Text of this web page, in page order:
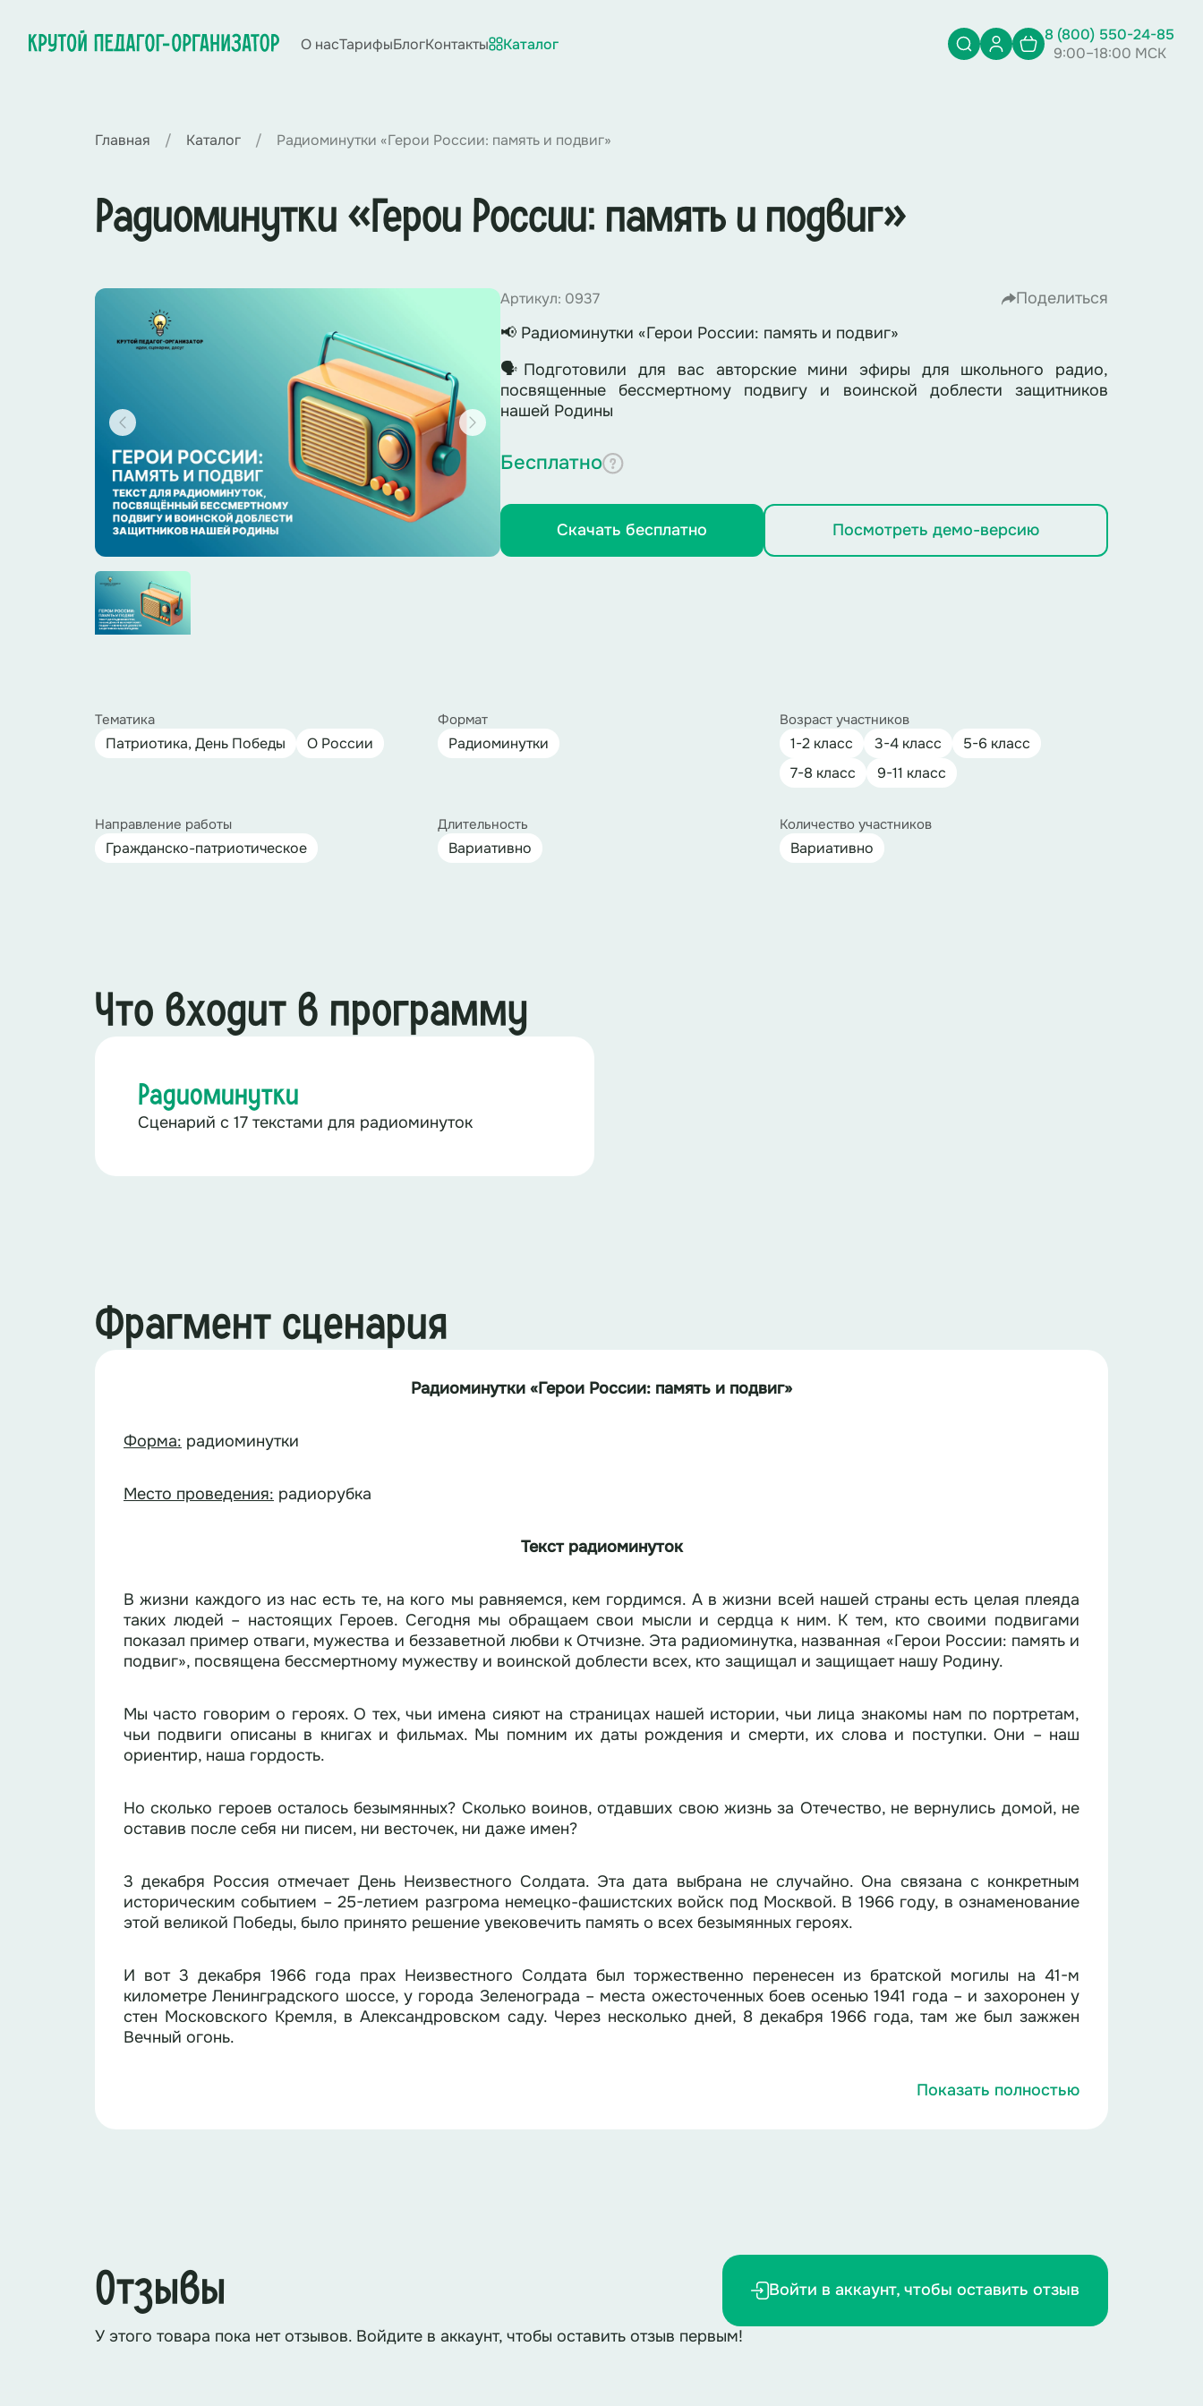
О насТарифыБлогКонтакты Каталог
8 (800) 550-24-85
9:00–18:00 МСК
Главная Каталог Радиоминутки «Герои России: память и подвиг»
Радиоминутки «Герои России: память и подвиг»
Артикул: 0937
Поделиться
📢 Радиоминутки «Герои России: память и подвиг»
🗣Подготовили для вас авторские мини эфиры для школьного радио,
посвященные бессмертному подвигу и воинской доблести защитников
нашей Родины
Бесплатно
Скачать бесплатно Посмотреть демо-версию
Тематика
Патриотика, День Победы О России
Формат
Радиоминутки
Возраст участников
1-2 класс 3-4 класс
5-6 класс
7-8 класс
9-11 класс
Направление работы
Гражданско-патриотическое
Длительность
Вариативно
Количество участников
Вариативно
Что входит в программу
Радиоминутки
Сценарий с 17 текстами для радиоминуток
Фрагмент сценария
Радиоминутки «Герои России: память и подвиг»
Форма: радиоминутки
Место проведения: радиорубка
Текст радиоминуток
В жизни каждого из нас есть те, на кого мы равняемся, кем гордимся. А в жизни всей нашей страны есть целая плеяда
таких людей – настоящих Героев. Сегодня мы обращаем свои мысли и сердца к ним. К тем, кто своими подвигами
показал пример отваги, мужества и беззаветной любви к Отчизне. Эта радиоминутка, названная «Герои России: память и
подвиг», посвящена бессмертному мужеству и воинской доблести всех, кто защищал и защищает нашу Родину.
Мы часто говорим о героях. О тех, чьи имена сияют на страницах нашей истории, чьи лица знакомы нам по портретам,
чьи подвиги описаны в книгах и фильмах. Мы помним их даты рождения и смерти, их слова и поступки. Они – наш
ориентир, наша гордость.
Но сколько героев осталось безымянных? Сколько воинов, отдавших свою жизнь за Отечество, не вернулись домой, не
оставив после себя ни писем, ни весточек, ни даже имен?
3 декабря Россия отмечает День Неизвестного Солдата. Эта дата выбрана не случайно. Она связана с конкретным
историческим событием – 25-летием разгрома немецко-фашистских войск под Москвой. В 1966 году, в ознаменование
этой великой Победы, было принято решение увековечить память о всех безымянных героях.
И вот 3 декабря 1966 года прах Неизвестного Солдата был торжественно перенесен из братской могилы на 41-м
километре Ленинградского шоссе, у города Зеленограда – места ожесточенных боев осенью 1941 года – и захоронен у
стен Московского Кремля, в Александровском саду. Через несколько дней, 8 декабря 1966 года, там же был зажжен
Вечный огонь.
Скажи, солдат, ты помнишь, в сорок третьем Ты здесь кричал «за родину!» врагам? Как ты мечтал читать рассказы детям;
составили более 8 миллионов 600 тысяч человек.
Но за этими огромными, страшными цифрами скрывается ещё одна трагическая статистика: по сей день более 4
миллионов военнослужащих числятся пропавшими без вести или погибшими, но не захороненными в братских или
Показать полностью
Отзывы Войти в аккаунт, чтобы оставить отзыв
У этого товара пока нет отзывов. Войдите в аккаунт, чтобы оставить отзыв первым!